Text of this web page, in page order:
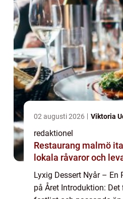
02 augusti 2026 Viktoria
redaktionel
Restaurang malmö italienska smaker,
lokala råvaror och
Lyxig Dessert Nyår – En
på Året Introduktion: